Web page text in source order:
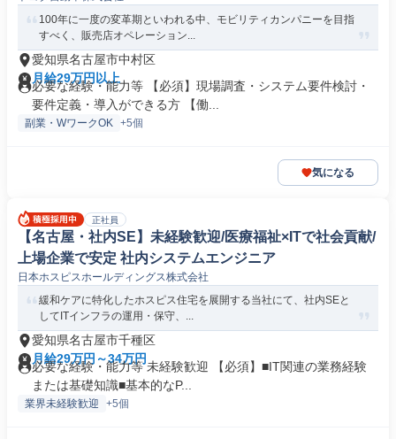
100年に一度の変革期といわれる中、モビリティカンパニーを目指
すべく、販売店オペレーション...
愛知県名古屋市中村区
月給29万円以上
必要な経験・能力等 【必須】現場調査・システム要件検討・
要件定義・導入ができる方 【働...
副業・WワークOK +5個
気になる
正社員
【名古屋・社内SE】未経験歓迎/医療福祉×ITで社会貢献/
上場企業で安定 社内システムエンジニア
日本ホスピスホールディングス株式会社
緩和ケアに特化したホスピス住宅を展開する当社にて、社内SEと
してITインフラの運用・保守、...
愛知県名古屋市千種区
月給29万円～34万円
必要な経験・能力等 未経験歓迎 【必須】■IT関連の業務経験
または基礎知識■基本的なP...
業界未経験歓迎 +5個